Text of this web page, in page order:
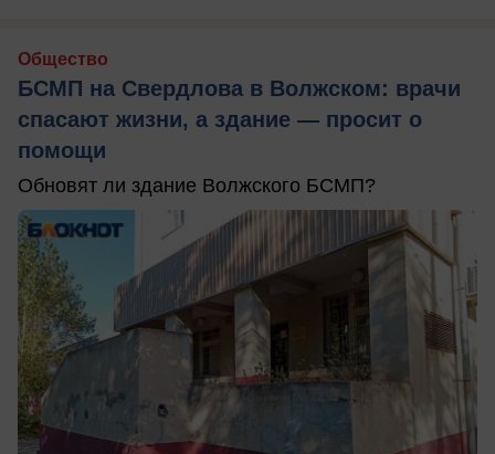
Общество
БСМП на Свердлова в Волжском: врачи
спасают жизни, а здание — просит о
помощи
Обновят ли здание Волжского БСМП?